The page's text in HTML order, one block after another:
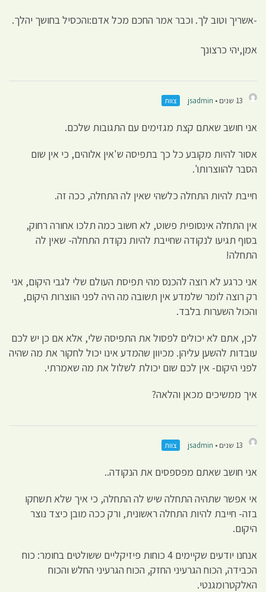
-אשריך וטוב לך. וכבר אמר החכם מכל אדם:והכסיל בחושך יהלך.
אמן,יהי כרצונך
13 שנים • jsadmin צוות
אני חושב שאתם קצת מגזימים עם התגובות שלכם.
אסור להיות מקובע כל כך בתפיסה ש'אין אלוהים, כי אין שום
הסבר להווצרותו'.
חייבת להיות התחלה כלשהי שאין לה התחלה, ככה זה.
אין התחלה אינסופית פשוט, לא חשוב כמה תלכו אחורה רחוק,
בסוף תגיעו לנקודה שחייבת להיות נקודת התחלה- שאין לה
התחלה!
אני כרגע לא רוצה להכנס מהי תפיסת העולם שלי לגבי היקום, אני
רק רוצה לומר שלמדע אין תשובה מה היה לפני הווצרות היקום,
והכול השערות בלבד.
לכן, אתם לא יכולים לפסול את התפיסה שלי, אלא אם כן יש לכם
עובדות להשען עליהן. מכיוון שהמדע אינו יכול לחקור את מה שהיה
לפני היקום- אין לכם שום יכולת לשלול את מה שאמרתי.
איך ממשיכים מכאן והלאה?
13 שנים • jsadmin צוות
אני חושב שאתם מפספסים את הנקודה..
אי אפשר שתהיה התחלה שיש לה התחלה, כי איך שלא תשחקו
בזה- חייבת להיות התחלה ראשונית, ורק ככה מובן כיצד נוצר
היקום.
אנחנו יודעים שקיימים 4 כוחות פיזיקליים ששולטים בחומר: כוח
הכבידה, הכוח הגרעיני החזק, הכוח הגרעיני החלש והכוח
האלקטרומגנטי.